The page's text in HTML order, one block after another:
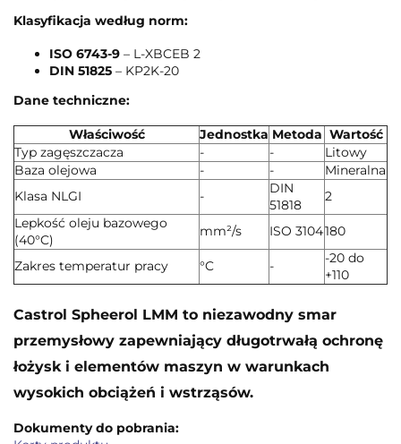
Klasyfikacja według norm:
ISO 6743-9 – L-XBCEB 2
DIN 51825 – KP2K-20
Dane techniczne:
Właściwość Jednostka Metoda Wartość
Typ zagęszczacza
- -
Litowy
Baza olejowa
- -
Mineralna
Klasa NLGI
-
DIN
51818
2
Lepkość oleju bazowego
(40°C)
mm²/s ISO 3104180
Zakres temperatur pracy °C -
-20 do
+110
Castrol Spheerol LMM to niezawodny smar
przemysłowy zapewniający długotrwałą ochronę
łożysk i elementów maszyn w warunkach
wysokich obciążeń i wstrząsów.
Dokumenty do pobrania: